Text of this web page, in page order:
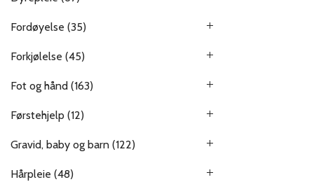
Fordøyelse (35)
Forkjølelse (45)
Fot og hånd (163)
Førstehjelp (12)
Gravid, baby og barn (122)
Hårpleie (48)